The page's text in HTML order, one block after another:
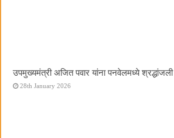
उपमुख्यमंत्री अजित पवार यांना पनवेलमध्ये श्रद्धांजली
28th January 2026